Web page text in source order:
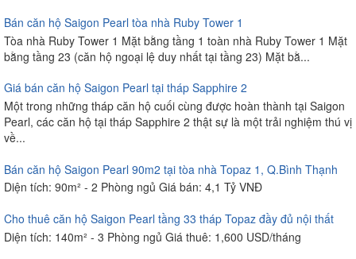
Bán căn hộ Saigon Pearl tòa nhà Ruby Tower 1
Tòa nhà Ruby Tower 1 Mặt bằng tầng 1 toàn nhà Ruby Tower 1 Mặt
bằng tầng 23 (căn hộ ngoại lệ duy nhất tại tầng 23) Mặt bằ...
Giá bán căn hộ Saigon Pearl tại tháp Sapphire 2
Một trong những tháp căn hộ cuối cùng được hoàn thành tại Saigon
Pearl, các căn hộ tại tháp Sapphire 2 thật sự là một trải nghiệm thú vị
về...
Bán căn hộ Saigon Pearl 90m2 tại tòa nhà Topaz 1, Q.Bình Thạnh
Diện tích: 90m² - 2 Phòng ngủ Giá bán: 4,1 Tỷ VNĐ
Cho thuê căn hộ Saigon Pearl tầng 33 tháp Topaz đầy đủ nội thất
Diện tích: 140m² - 3 Phòng ngủ Giá thuê: 1,600 USD/tháng